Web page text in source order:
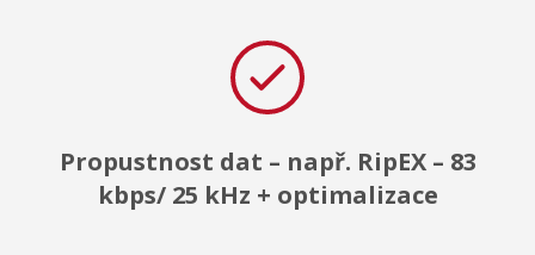
Propustnost dat – např. RipEX – 83
kbps/ 25 kHz + optimalizace